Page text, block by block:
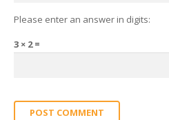
Please enter an answer in digits:
3 × 2 =
POST COMMENT